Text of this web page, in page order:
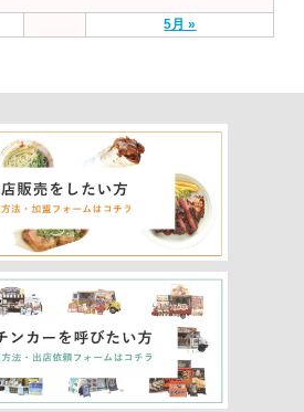
5月 »